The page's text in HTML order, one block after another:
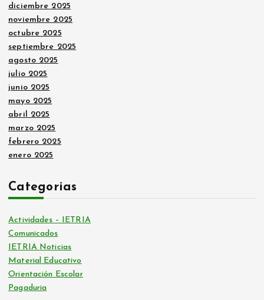
diciembre 2025
noviembre 2025
octubre 2025
septiembre 2025
agosto 2025
julio 2025
junio 2025
mayo 2025
abril 2025
marzo 2025
febrero 2025
enero 2025
Categorias
Actividades – IETRIA
Comunicados
IETRIA Noticias
Material Educativo
Orientación Escolar
Pagaduria